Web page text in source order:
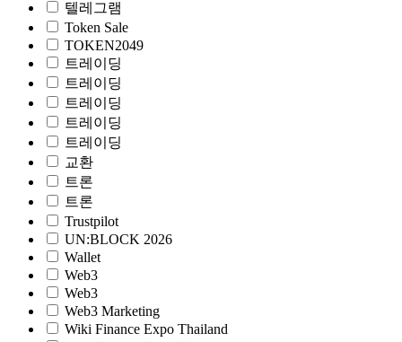
텔레그램
Token Sale
TOKEN2049
트레이딩
트레이딩
트레이딩
트레이딩
트레이딩
교환
트론
트론
Trustpilot
UN:BLOCK 2026
Wallet
Web3
Web3
Web3 Marketing
Wiki Finance Expo Thailand